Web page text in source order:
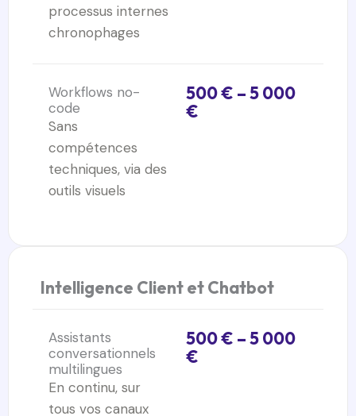
processus internes
chronophages
Workflows no-
code
Sans
compétences
techniques, via des
outils visuels
500 € – 5 000
€
Intelligence Client et Chatbot
Assistants
conversationnels
multilingues
En continu, sur
tous vos canaux
500 € – 5 000
€